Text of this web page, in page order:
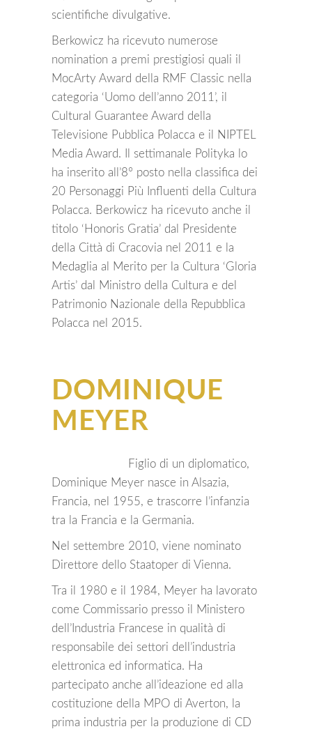
scientifiche divulgative.
Berkowicz ha ricevuto numerose
nomination a premi prestigiosi quali il
MocArty Award della RMF Classic nella
categoria ‘Uomo dell’anno 2011’, il
Cultural Guarantee Award della
Televisione Pubblica Polacca e il NIPTEL
Media Award. Il settimanale Polityka lo
ha inserito all’8° posto nella classifica dei
20 Personaggi Più Influenti della Cultura
Polacca. Berkowicz ha ricevuto anche il
titolo ‘Honoris Gratia’ dal Presidente
della Città di Cracovia nel 2011 e la
Medaglia al Merito per la Cultura ‘Gloria
Artis’ dal Ministro della Cultura e del
Patrimonio Nazionale della Repubblica
Polacca nel 2015.
DOMINIQUE
MEYER
Figlio di un diplomatico,
Dominique Meyer nasce in Alsazia,
Francia, nel 1955, e trascorre l’infanzia
tra la Francia e la Germania.
Nel settembre 2010, viene nominato
Direttore dello Staatoper di Vienna.
Tra il 1980 e il 1984, Meyer ha lavorato
come Commissario presso il Ministero
dell’Industria Francese in qualità di
responsabile dei settori dell’industria
elettronica ed informatica. Ha
partecipato anche all’ideazione ed alla
costituzione della MPO di Averton, la
prima industria per la produzione di CD